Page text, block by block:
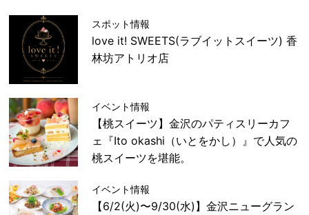
スポット情報
love it! SWEETS(ラブイットスイーツ) 香
林坊アトリオ店
イベント情報
【桃スイーツ】金沢のパティスリーカフ
ェ『Ito okashi（いとをかし）』で人気の
桃スイーツを堪能。
イベント情報
【6/2(火)〜9/30(水)】金沢ニューグラン